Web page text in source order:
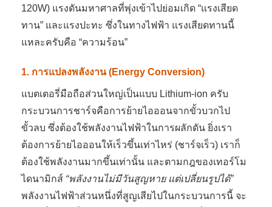
120W) แรงดันมหาศาลที่พุ่งเข้าไปย่อมเกิด “แรงเสียด
ทาน” และแรงปะทะ ซึ่งในทางไฟฟ้า แรงเสียดทานนี้
แหละครับคือ “ความร้อน”
1. การแปลงพลังงาน (Energy Conversion)
แบตเตอรี่มือถือส่วนใหญ่เป็นแบบ Lithium-ion ครับ
กระบวนการชาร์จคือการย้ายไอออนจากขั้วบวกไป
ขั้วลบ ซึ่งต้องใช้พลังงานไฟฟ้าในการผลักดัน ยิ่งเรา
ต้องการย้ายไอออนให้เร็วขึ้นเท่าไหร่ (ชาร์จเร็ว) เราก็
ต้องใช้พลังงานมากขึ้นเท่านั้น และตามกฎของเทอร์โม
ไดนามิกส์ “พลังงานไม่มีวันสูญหาย แต่เปลี่ยนรูปได้”
พลังงานไฟฟ้าส่วนหนึ่งที่สูญเสียไปในกระบวนการนี้ จะ